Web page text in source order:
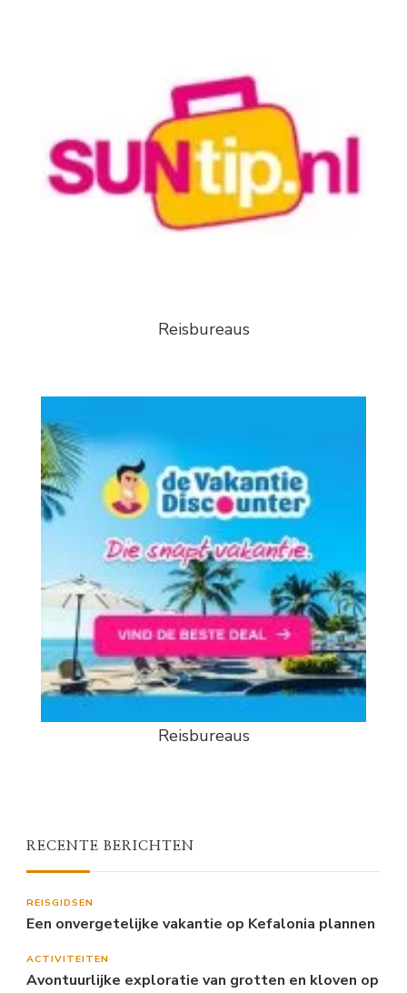
Reisbureaus
Reisbureaus
RECENTE BERICHTEN
REISGIDSEN
Een onvergetelijke vakantie op Kefalonia plannen
ACTIVITEITEN
Avontuurlijke exploratie van grotten en kloven op